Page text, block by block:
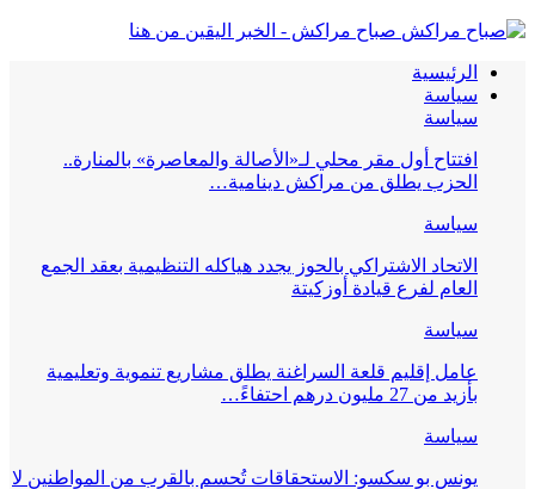
صباح مراكش - الخبر اليقين من هنا
الرئيسية
سياسة
سياسة
افتتاح أول مقر محلي لـ«الأصالة والمعاصرة» بالمنارة..
الحزب يطلق من مراكش دينامية…
سياسة
الاتحاد الاشتراكي بالحوز يجدد هياكله التنظيمية بعقد الجمع
العام لفرع قيادة أوزكيتة
سياسة
عامل إقليم قلعة السراغنة يطلق مشاريع تنموية وتعليمية
بأزيد من 27 مليون درهم احتفاءً…
سياسة
يونس بو سكسو: الاستحقاقات تُحسم بالقرب من المواطنين لا